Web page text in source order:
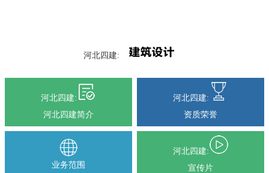
河北四建:
河北四建:
河北四建简介
河北四建:
资质荣誉
业务范围
河北四建:
宣传片